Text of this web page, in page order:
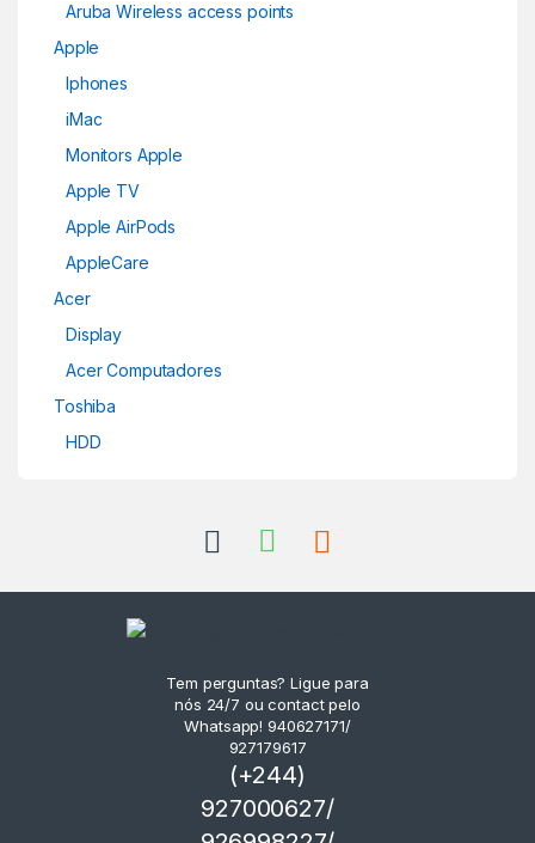
Aruba Wireless access points
Apple
Iphones
iMac
Monitors Apple
Apple TV
Apple AirPods
AppleCare
Acer
Display
Acer Computadores
Toshiba
HDD
Tem perguntas? Ligue para
nós 24/7 ou contact pelo
Whatsapp! 940627171/
927179617
(+244)
927000627/